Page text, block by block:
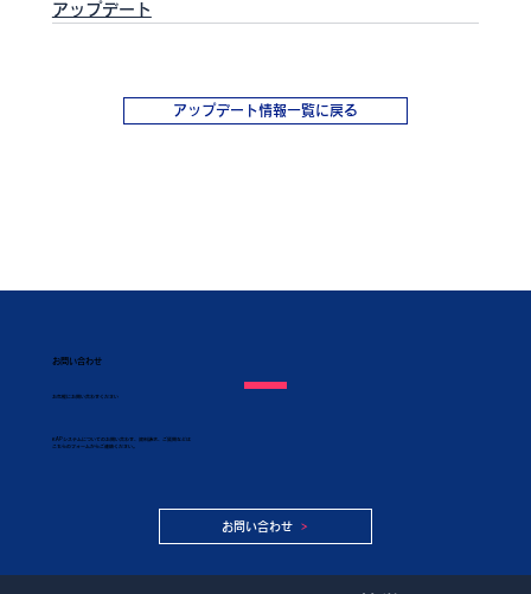
アップデート情報一覧に戻る
お問い合わせ
​お気軽にお問い合わせください
お問い合わせ
KAPシステムについてのお問い合わせ、資料請求、ご質問などは
こちらのフォームからご連絡ください。
アップデート